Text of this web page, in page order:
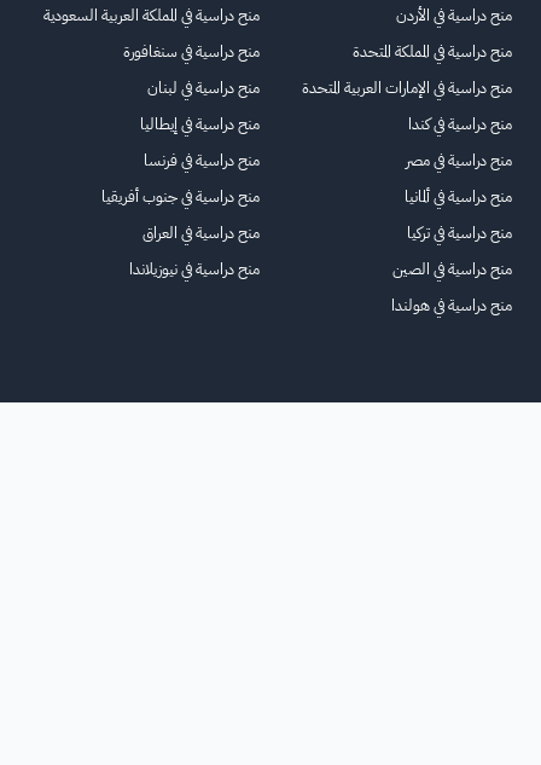
منح دراسية في الأردن
منح دراسية في المملكة المتحدة
منح دراسية في الإمارات العربية المتحدة
منح دراسية في كندا
منح دراسية في مصر
منح دراسية في ألمانيا
منح دراسية في تركيا
منح دراسية في الصين
منح دراسية في هولندا
منح دراسية في المملكة العربية السعودية
منح دراسية في سنغافورة
منح دراسية في لبنان
منح دراسية في إيطاليا
منح دراسية في فرنسا
منح دراسية في جنوب أفريقيا
منح دراسية في العراق
منح دراسية في نيوزيلاندا